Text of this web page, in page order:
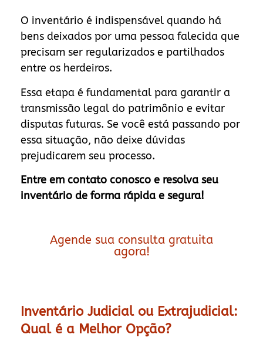
O inventário é indispensável quando há
bens deixados por uma pessoa falecida que
precisam ser regularizados e partilhados
entre os herdeiros.
Essa etapa é fundamental para garantir a
transmissão legal do patrimônio e evitar
disputas futuras. Se você está passando por
essa situação, não deixe dúvidas
prejudicarem seu processo.
Entre em contato conosco e resolva seu
inventário de forma rápida e segura!
Agende sua consulta gratuita
agora!
Inventário Judicial ou Extrajudicial:
Qual é a Melhor Opção?